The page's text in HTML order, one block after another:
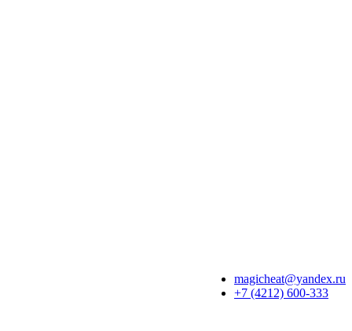
magicheat@yandex.ru
+7 (4212) 600-333